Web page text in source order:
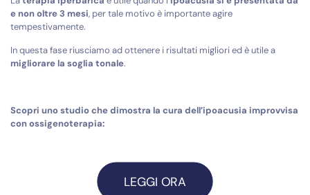
e non oltre 3 mesi, per tale motivo è importante agire
tempestivamente.
In questa fase riusciamo ad ottenere i risultati migliori ed è utile a
migliorare la soglia tonale.
Scopri uno studio che dimostra la cura dell’ipoacusia improvvisa
con ossigenoterapia:
LEGGI ORA